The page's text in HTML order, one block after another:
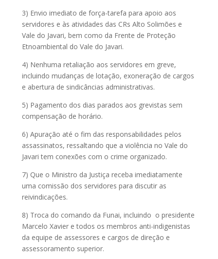
3) Envio imediato de força-tarefa para apoio aos
servidores e às atividades das CRs Alto Solimões e
Vale do Javari, bem como da Frente de Proteção
Etnoambiental do Vale do Javari.
4) Nenhuma retaliação aos servidores em greve,
incluindo mudanças de lotação, exoneração de cargos
e abertura de sindicâncias administrativas.
5) Pagamento dos dias parados aos grevistas sem
compensação de horário.
6) Apuração até o fim das responsabilidades pelos
assassinatos, ressaltando que a violência no Vale do
Javari tem conexões com o crime organizado.
7) Que o Ministro da Justiça receba imediatamente
uma comissão dos servidores para discutir as
reivindicações.
8) Troca do comando da Funai, incluindo o presidente
Marcelo Xavier e todos os membros anti-indigenistas
da equipe de assessores e cargos de direção e
assessoramento superior.